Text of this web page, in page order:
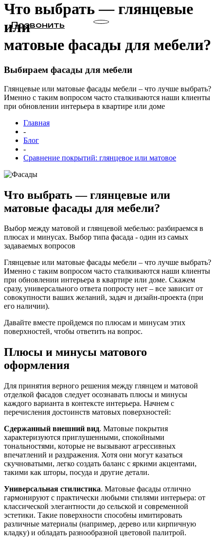
Позвонить
Что выбрать — глянцевые
или
матовые фасады для мебели?
Выбираем фасады для мебели
Глянцевые или матовые фасады мебели – что лучше выбрать?
Именно с таким вопросом часто сталкиваются наши клиенты
при обновлении интерьера в квартире или доме
Главная
-
Блог
-
Сравнение покрытий: глянцевое или матовое
Что выбрать — глянцевые или
матовые фасады для мебели?
Выбор между матовой и глянцевой мебелью: разбираемся в
плюсах и минусах. Выбор типа фасада - один из самых
задаваемых вопросов
Глянцевые или матовые фасады мебели – что лучше выбрать?
Именно с таким вопросом часто сталкиваются наши клиенты
при обновлении интерьера в квартире или доме. Скажем
сразу, универсального ответа попросту нет – все зависит от
совокупности ваших желаний, задач и дизайн-проекта (при
его наличии).
Давайте вместе пройдемся по плюсам и минусам этих
поверхностей, чтобы ответить на вопрос.
Плюсы и минусы матового
оформления
Для принятия верного решения между глянцем и матовой
отделкой фасадов следует осознавать плюсы и минусы
каждого варианта в контексте интерьера. Начнем с
перечисления достоинств матовых поверхностей:
Сдержанный внешний вид. Матовые покрытия
характеризуются приглушенными, спокойными
тональностями, которые не вызывают агрессивных
впечатлений и раздражения. Хотя они могут казаться
скучноватыми, легко создать баланс с яркими акцентами,
такими как шторы, посуда и другие детали.
Универсальная стилистика. Матовые фасады отлично
гармонируют с практически любыми стилями интерьера: от
классической элегантности до сельской и современной
эстетики. Такие поверхности способны имитировать
различные материалы (например, дерево или кирпичную
кладку) и обладать разнообразной цветовой палитрой.